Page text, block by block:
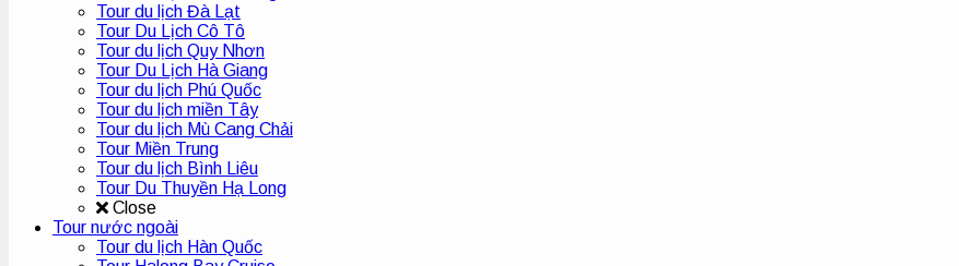
Tour du lịch Đà Lạt
Tour Du Lịch Cô Tô
Tour du lịch Quy Nhơn
Tour Du Lịch Hà Giang
Tour du lịch Phú Quốc
Tour du lịch miền Tây
Tour du lịch Mù Cang Chải
Tour Miền Trung
Tour du lịch Bình Liêu
Tour Du Thuyền Hạ Long
Close
Tour nước ngoài
Tour du lịch Hàn Quốc